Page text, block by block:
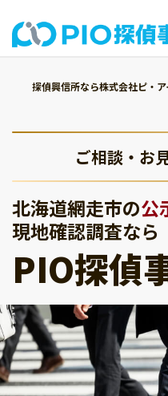
探偵興信所なら株式会社ピ・ア
ご相談・お
北海道網走市の公
現地確認調査なら
PIO探偵